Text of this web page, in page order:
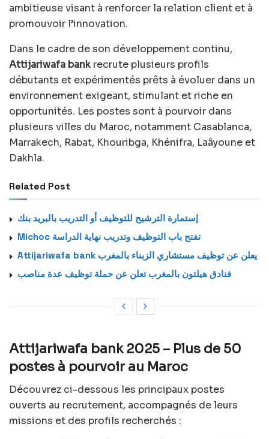
ambitieuse visant à renforcer la relation client et à
promouvoir l’innovation.
Dans le cadre de son développement continu,
Attijariwafa bankrecrute plusieurs profils
débutants et expérimentés prêts à évoluer dans un
environnement exigeant, stimulant et riche en
opportunités. Les postes sont à pourvoir dans
plusieurs villes du Maroc, notamment Casablanca,
Marrakech, Rabat, Khouribga, Khénifra, Laâyoune et
Dakhla.
Related Post
إستمارة الترشيح للتوظيف أو التدريب بالبريد بنك
Michoc تفتح باب التوظيف وتدريب نهاية الدراسة
Attijariwafa bank يعلن عن توظيف مستشاري الزبناء بالمغرب
فنادق هيلتون بالمغرب تعلن عن حملة توظيف عدة مناصب
Attijariwafa bank 2025 – Plus de 50
postes à pourvoir au Maroc
Découvrez ci-dessous les principaux postes
ouverts au recrutement, accompagnés de leurs
missions et des profils recherchés :